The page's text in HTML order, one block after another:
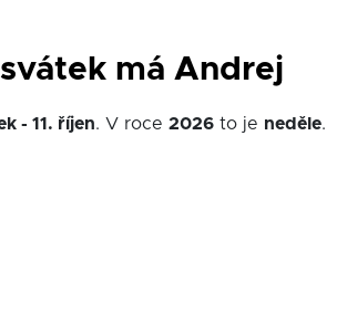
má Andrej
- 11. říjen. V roce 2026 to je neděle.